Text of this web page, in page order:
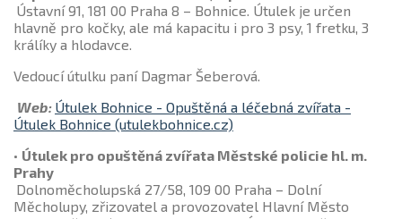
Ústavní 91, 181 00 Praha 8 – Bohnice. Útulek je určen
hlavně pro kočky, ale má kapacitu i pro 3 psy, 1 fretku, 3
králíky a hlodavce.
Vedoucí útulku paní Dagmar Šeberová.
Web: Útulek Bohnice - Opuštěná a léčebná zvířata -
Útulek Bohnice (utulekbohnice.cz)
• Útulek pro opuštěná zvířata Městské policie hl. m.
Prahy
Dolnoměcholupská 27/58, 109 00 Praha – Dolní
Měcholupy, zřizovatel a provozovatel Hlavní Město